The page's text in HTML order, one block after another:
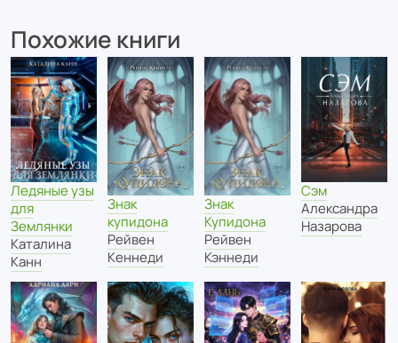
Похожие книги
Ледяные узы
для
Землянки
Каталина
Канн
Знак
купидона
Рейвен
Кеннеди
Знак
Купидона
Рейвен
Кэннеди
Сэм
Александра
Назарова